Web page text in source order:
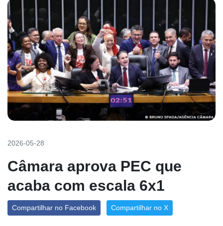
2026-05-28
Câmara aprova PEC que
acaba com escala 6x1
Compartilhar no Facebook Compartilhar no X